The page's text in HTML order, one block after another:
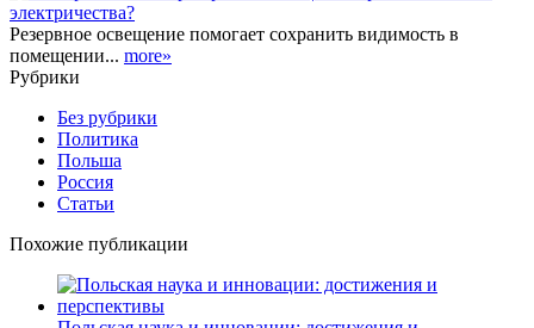
Резервное освещение помогает сохранить видимость в
помещении... more»
Рубрики
Без рубрики
Политика
Польша
Россия
Статьи
Похожие публикации